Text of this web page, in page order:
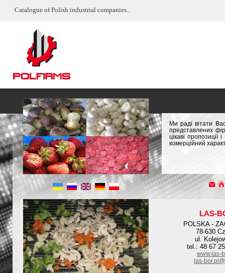
Catalogue of Polish industrial companies...
Ми раді вітати
представлених
цікаві
комерційний
LAS-
POLSKA -
78-630
ul.
tel.: 48 67
www.las-
las-